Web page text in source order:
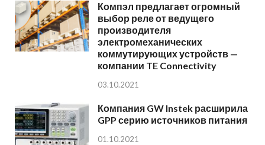
Компэл предлагает огромный
выбор реле от ведущего
производителя
электромеханических
коммутирующих устройств —
компании TE Connectivity
03.10.2021
Компания GW Instek расширила
GPP серию источников питания
01.10.2021